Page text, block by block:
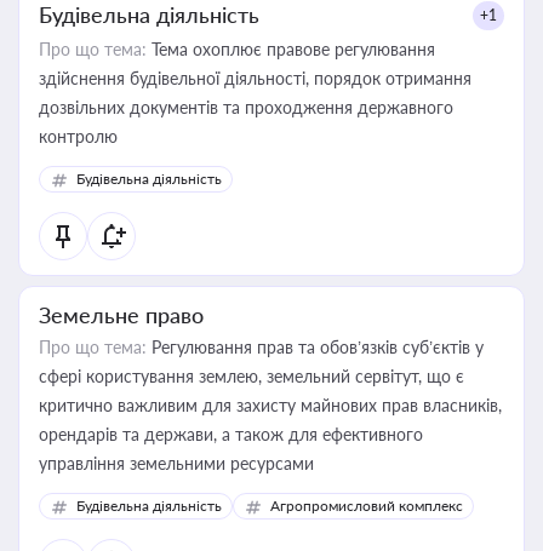
Будівельна діяльність +1
Про що тема: Тема охоплює правове регулювання
здійснення будівельної діяльності, порядок отримання
дозвільних документів та проходження державного
контролю
Будівельна діяльність
Земельне право
Про що тема: Регулювання прав та обов’язків суб’єктів у
сфері користування землею, земельний сервітут, що є
критично важливим для захисту майнових прав власників,
орендарів та держави, а також для ефективного
управління земельними ресурсами
Будівельна діяльність Агропромисловий комплекс